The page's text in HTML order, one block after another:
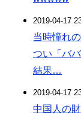
2019-04-17
当時憧れ
つい「バ
結果…
2019-04-17
中国人の